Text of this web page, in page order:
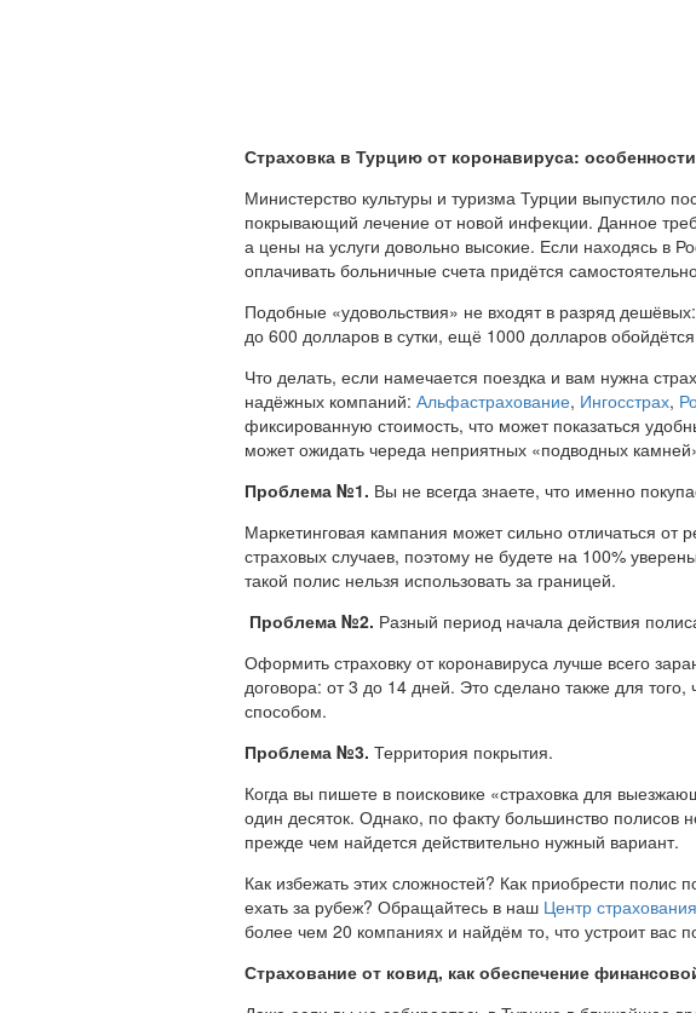
Страховка в Турцию от коронавируса:
Министерство культуры и туризма Турции выпустило
покрывающий лечение от новой инфекции. Данное
а цены на услуги довольно высокие. Если находясь в
оплачивать больничные счета придётся
Подобные «удовольствия» не входят в разряд
до 600 долларов в сутки, ещё 1000 долларов
Что делать, если намечается поездка и вам нужна
надёжных компаний: Альфастрахование, Ингосстрах,
фиксированную стоимость, что может показаться
может ожидать череда неприятных «подводных
Проблема №1. Вы не всегда знаете, что именно
Маркетинговая кампания может сильно отличаться
страховых случаев, поэтому не будете на 100%
такой полис нельзя использовать за границей.
Проблема №2. Разный период начала действия
Оформить страховку от коронавируса лучше всего
договора: от 3 до 14 дней. Это сделано также для
способом.
Проблема №3. Территория покрытия.
Когда вы пишете в поисковике «страховка для
один десяток. Однако, по факту большинство полисов
прежде чем найдется действительно нужный вариант.
Как избежать этих сложностей? Как приобрести
ехать за рубеж? Обращайтесь в наш Центр
более чем 20 компаниях и найдём то, что устроит вас
Страхование от ковид, как обеспечение